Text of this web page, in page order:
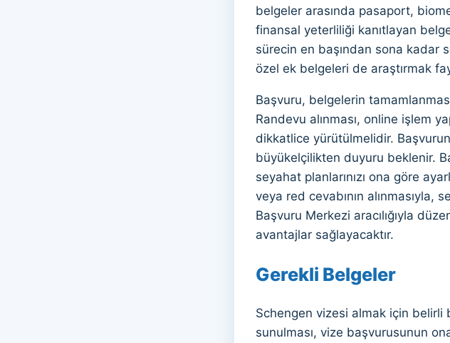
belgeler arasında pasaport,
finansal yeterliliği kanıtlayan
sürecin en başından sona kadar
özel ek belgeleri de araştırmak
Başvuru, belgelerin
Randevu alınması, online işlem
dikkatlice yürütülmelidir.
büyükelçilikten duyuru beklenir.
seyahat planlarınızı ona göre
veya red cevabının alınmasıyla,
Başvuru Merkezi aracılığıyla
avantajlar sağlayacaktır.
Gerekli Belgeler
Schengen vizesi almak için
sunulması, vize başvurusunun